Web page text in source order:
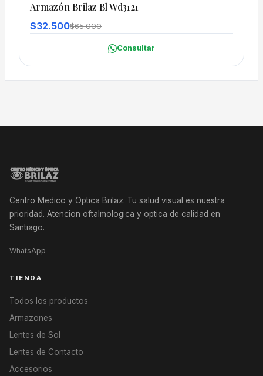
Armazón Brilaz Bl Wd3121
$32.500$65.000
Consultar
Centro Medico y Optica Brilaz. Tu salud visual es nuestra
prioridad. Atencion oftalmologica y optica de calidad en
Santiago.
WhatsApp
TIENDA
Todos los productos
Armazones
Lentes de Sol
Lentes de Contacto
Accesorios